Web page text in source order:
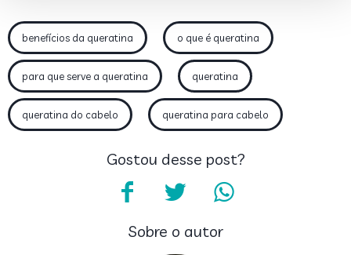
benefícios da queratina o que é queratina
para que serve a queratina queratina
queratina do cabelo queratina para cabelo
Gostou desse post?
Sobre o autor